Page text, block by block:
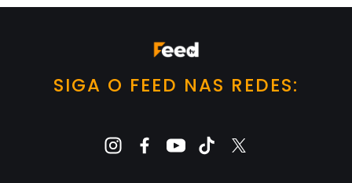
SIGA O FEED NAS REDES: